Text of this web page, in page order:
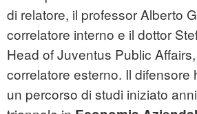
di relatore, il professor Alberto
correlatore interno e il dottor
Head of Juventus Public
correlatore esterno. Il difensore
un percorso di studi iniziato